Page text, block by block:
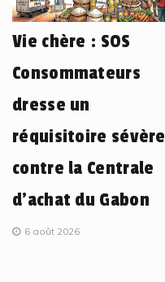
Vie chère : SOS
Consommateurs
dresse un
réquisitoire sévère
contre la Centrale
d’achat du Gabon
6 août 2026